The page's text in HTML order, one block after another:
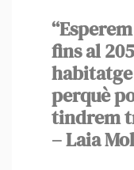
fins al
perquè
tindrem
– Laia